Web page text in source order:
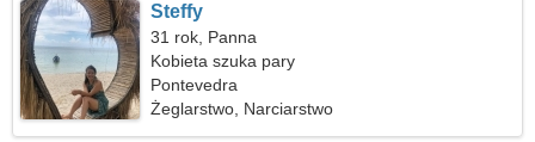
Steffy
31 rok, Panna
Kobieta szuka pary
Pontevedra
Żeglarstwo, Narciarstwo